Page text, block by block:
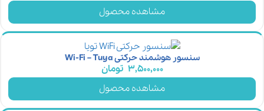
مشاهده محصول
سنسور هوشمند حرکتی Wi-Fi – Tuya
3,500,000 تومان
مشاهده محصول